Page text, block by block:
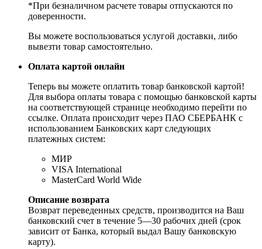
*При безналичном расчете товары отпускаются по
доверенности.
Вы можете воспользоваться услугой доставки, либо
вывезти товар самостоятельно.
Оплата картой онлайн
Теперь вы можете оплатить товар банковской картой!
Для выбора оплаты товара с помощью банковской карты
на соответствующей странице необходимо перейти по
ссылке. Оплата происходит через ПАО СБЕРБАНК с
использованием Банковских карт следующих
платежных систем:
МИР
VISA International
MasterCard World Wide
Описание возврата
Возврат переведенных средств, производится на Ваш
банковский счет в течение 5—30 рабочих дней (срок
зависит от Банка, который выдал Вашу банковскую
карту).